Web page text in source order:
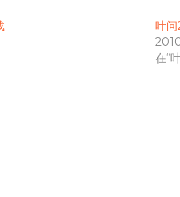
叶
在“